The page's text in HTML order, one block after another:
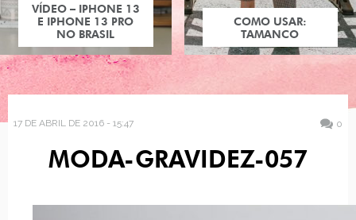
VÍDEO – IPHONE 13
E IPHONE 13 PRO
NO BRASIL
COMO USAR:
TAMANCO
17 DE ABRIL DE 2016 - 15:47 0
MODA-GRAVIDEZ-057